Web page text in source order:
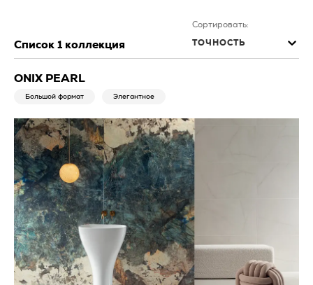
Список 1 коллекция
Сортировать:
ТОЧНОСТЬ
ONIX PEARL
Большой формат Элегантное